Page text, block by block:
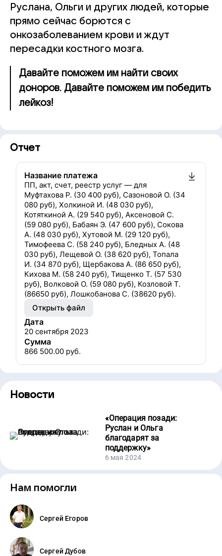
Руслана, Ольги и других людей, которые
прямо сейчас борются с
онкозаболеванием крови и ждут
пересадки костного мозга.
Давайте поможем им найти своих
доноров. Давайте поможем им победить
лейкоз!
Отчет
Название платежа
ПП, акт, счет, реестр услуг — для
Муфтахова Р. (30 400 руб), Сазоновой О. (34
080 руб), Холкиной И. (48 030 руб),
Котяткиной А. (29 540 руб), Аксеновой С.
(59 080 руб), Бабаян Э. (47 600 руб), Сокова
А. (48 030 руб), Хутовой М. (29 120 руб),
Тимофеева С. (58 240 руб), Бледных А. (48
030 руб), Лещевой О. (38 620 руб), Топала
И. (34 870 руб), Щербакова А. (86 650 руб),
Кихова М. (58 240 руб), Тищенко Т. (57 530
руб), Волковой О. (59 080 руб), Козловой Т.
(86650 руб), Лошкобанова С. (38620 руб).
Открыть файл
Дата
20 сентября 2023
Сумма
866 500.00 руб.
Новости
«Операция позади:
Руслан и Ольга
благодарят за
поддержку»
6 мая 2024
Нам помогли
Сергей Егоров
Сергей Дубов